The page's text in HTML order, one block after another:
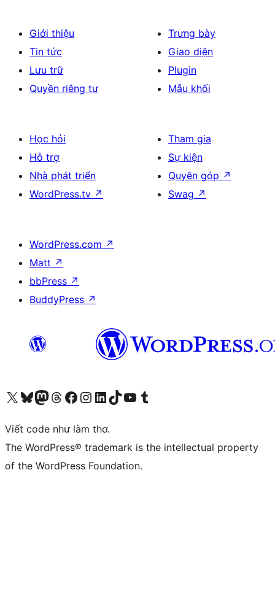
Giới thiệu
Tin tức
Lưu trữ
Quyền riêng tư
Trưng bày
Giao diện
Plugin
Mẫu khối
Học hỏi
Hỗ trợ
Nhà phát triển
WordPress.tv ↗
Tham gia
Sự kiện
Quyên góp ↗
Swag ↗
WordPress.com ↗
Matt ↗
bbPress ↗
BuddyPress ↗
Truy cập tài khoản X (trước đây là Twitter) của chúng tôiVisit our Bluesky account
Visit our Mastodon account
Visit our Threads account
Xem trang Facebook của chúng tôiTruy cập tài khoản Instagram của chúng tôiTruy cập tài khoản LinkedIn của chúng tôiVisit our TikTok account
Truy cập kênh YouTube của chúng tôi Visit our Tumblr account
Viết code như làm thơ.
The WordPress® trademark is the intellectual property
of the WordPress Foundation.